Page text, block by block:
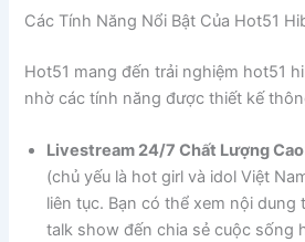
Các Tính Năng Nổi Bật Của Hot51
Hot51 mang đến trải nghiệm hot51
nhờ các tính năng được thiết kế
Livestream 24/7 Chất Lượng Cao
(chủ yếu là hot girl và idol Việt
liên tục. Bạn có thể xem nội dung
talk show đến chia sẻ cuộc sống